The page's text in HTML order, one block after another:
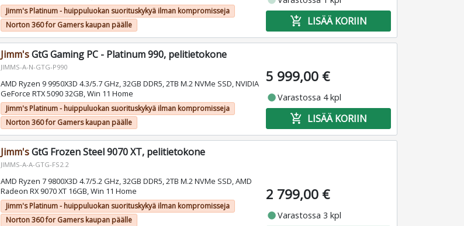
Jimm's Platinum - huippuluokan suorituskykyä ilman kompromisseja
Norton 360 for Gamers kaupan päälle
add_shopping_cart LISÄÄ KORIIN
Jimm'sGtG Gaming PC - Platinum 990, pelitietokone
JIMMS-A-N-GTG-P990
AMD Ryzen 9 9950X3D 4.3/5.7 GHz, 32GB DDR5, 2TB M.2 NVMe SSD, NVIDIA
GeForce RTX 5090 32GB, Win 11 Home
Jimm's Platinum - huippuluokan suorituskykyä ilman kompromisseja
Norton 360 for Gamers kaupan päälle
5 999,00 €
fiber_manual_recordVarastossa 4 kpl
add_shopping_cart LISÄÄ KORIIN
Jimm'sGtG Frozen Steel 9070 XT, pelitietokone
JIMMS-A-A-GTG-FS2.2
AMD Ryzen 7 9800X3D 4.7/5.2 GHz, 32GB DDR5, 2TB M.2 NVMe SSD, AMD
Radeon RX 9070 XT 16GB, Win 11 Home
Jimm's Platinum - huippuluokan suorituskykyä ilman kompromisseja
Norton 360 for Gamers kaupan päälle
2 799,00 €
fiber_manual_recordVarastossa 3 kpl